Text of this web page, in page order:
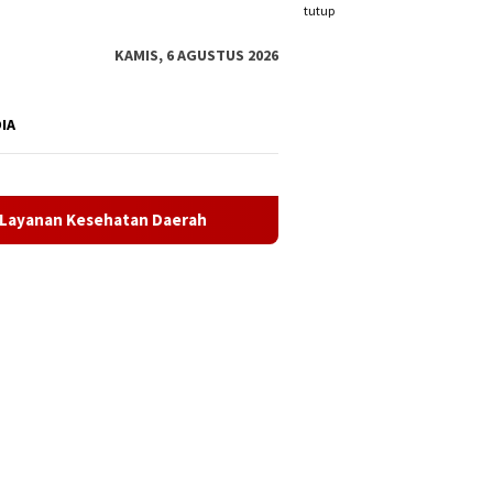
tutup
KAMIS, 6 AGUSTUS 2026
Satlantas Polres Karimun Cetak Pelajar Pelopor